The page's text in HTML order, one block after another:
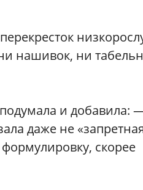
нашивок, ни
и добавила:
даже не
скорее